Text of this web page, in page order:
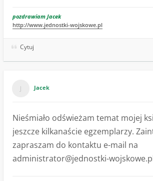
pozdrawiam Jacek
http://www.jednostki-wojskowe.pl
Cytuj
Jacek
Nieśmiało odświeżam temat mojej
jeszcze kilkanaście egzemplarzy.
zapraszam do kontaktu e-mail na
administrator@jednostki-